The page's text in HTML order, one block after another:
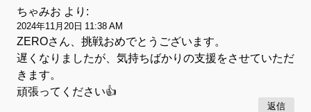
ちゃみお より:
2024年11月20日 11:38 AM
ZEROさん、挑戦おめでとうございます。
遅くなりましたが、気持ちばかりの支援をさせていただ
きます。
頑張ってください👍
返信